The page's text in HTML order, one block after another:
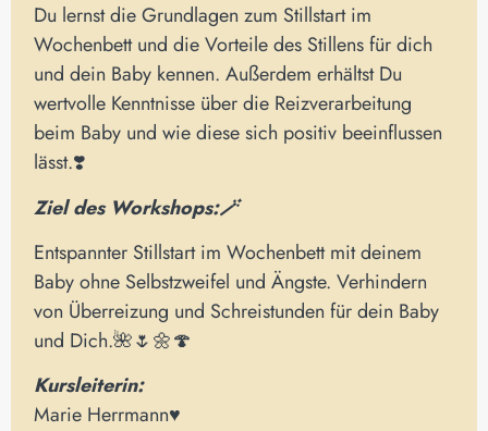
Du lernst die Grundlagen zum Stillstart im
Wochenbett und die Vorteile des Stillens für dich
und dein Baby kennen. Außerdem erhältst Du
wertvolle Kenntnisse über die Reizverarbeitung
beim Baby und wie diese sich positiv beeinflussen
lässt.❣️
Ziel des Workshops:🪄
Entspannter Stillstart im Wochenbett mit deinem
Baby ohne Selbstzweifel und Ängste. Verhindern
von Überreizung und Schreistunden für dein Baby
und Dich.🌺🌷🌼🍄
Kursleiterin:
Marie Herrmann♥️